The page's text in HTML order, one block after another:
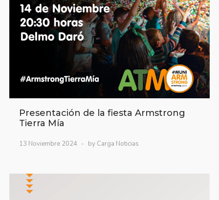
Presentación de la fiesta Armstrong
Tierra Mía
13 Noviembre 2024 by Carga Noticias